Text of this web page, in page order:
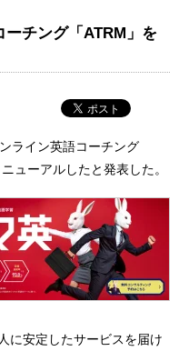
チング「ATRM」を
ライン英語コーチング
ューアルしたと発表した。
に安定したサービスを届け